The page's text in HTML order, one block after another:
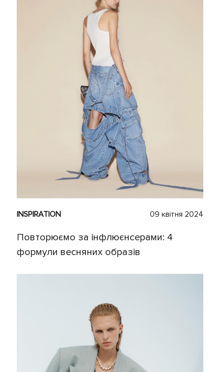
INSPIRATION 09 квітня 2024
Повторюємо за інфлюєнсерами: 4
формули весняних образів